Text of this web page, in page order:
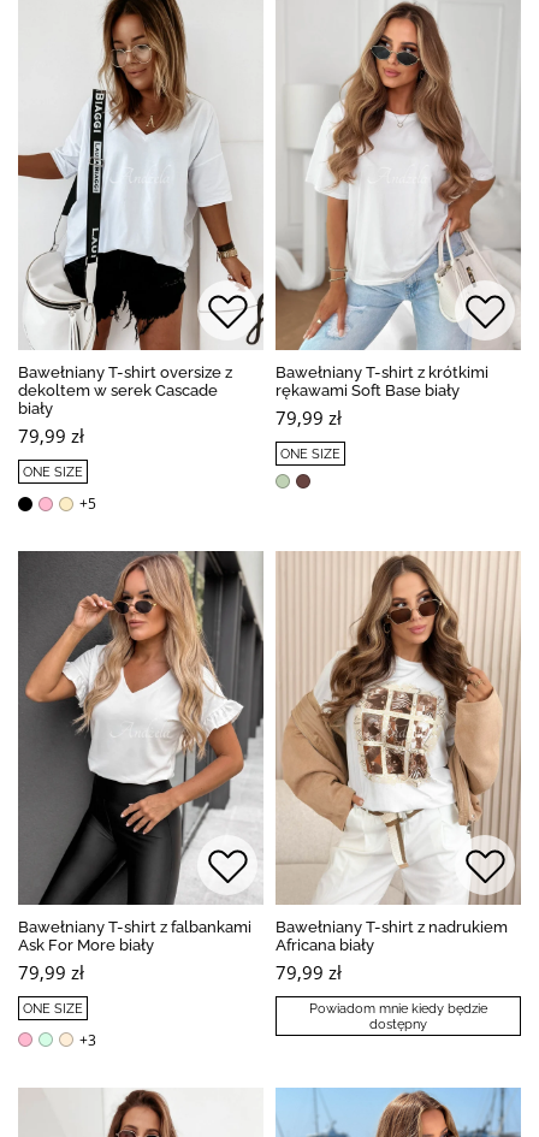
Bawełniany T-shirt oversize z
dekoltem w serek Cascade
biały
79,99 zł
ONE SIZE
+5
Bawełniany T-shirt z krótkimi
rękawami Soft Base biały
79,99 zł
ONE SIZE
Bawełniany T-shirt z falbankami
Ask For More biały
79,99 zł
ONE SIZE
+3
Bawełniany T-shirt z nadrukiem
Africana biały
79,99 zł
Powiadom mnie kiedy będzie
dostępny